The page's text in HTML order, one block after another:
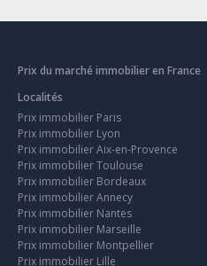
Prix du marché immobilier en France
Localités
Prix immobilier Paris
Prix immobilier Lyon
Prix immobilier Aix-en-Provence
Prix immobilier Toulouse
Prix immobilier Bordeaux
Prix immobilier Annecy
Prix immobilier Nantes
Prix immobilier Marseille
Prix immobilier Montpellier
Prix immobilier Lille